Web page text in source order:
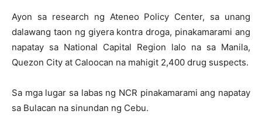
Ayon sa research ng Ateneo Policy Center, sa unang
dalawang taon ng giyera kontra droga, pinakamarami ang
napatay sa National Capital Region lalo na sa Manila,
Quezon City at Caloocan na mahigit 2,400 drug suspects.
Sa mga lugar sa labas ng NCR pinakamarami ang napatay
sa Bulacan na sinundan ng Cebu.